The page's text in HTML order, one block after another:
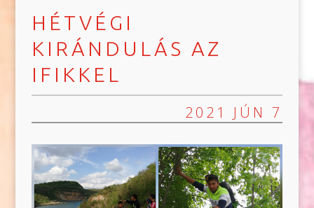
HÉTVÉGI
KIRÁNDULÁS AZ
IFIKKEL
2021 JÚN 7